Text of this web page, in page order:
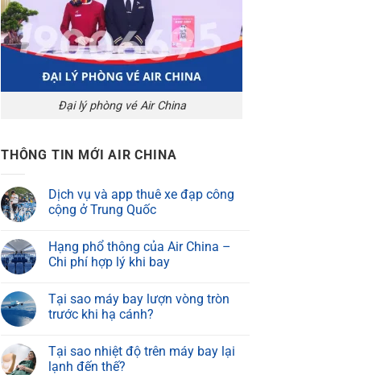
Đại lý phòng vé Air China
THÔNG TIN MỚI AIR CHINA
Dịch vụ và app thuê xe đạp công
cộng ở Trung Quốc
Hạng phổ thông của Air China –
Chi phí hợp lý khi bay
Tại sao máy bay lượn vòng tròn
trước khi hạ cánh?
Tại sao nhiệt độ trên máy bay lại
lạnh đến thế?